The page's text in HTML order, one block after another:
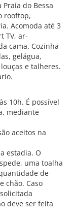
do Bessa
rooftop,
Acomoda até 3
TV, ar-
cama. Cozinha
gelágua,
e talheres.
10h. É possível
mediante
aceitos na
estadia. O
uma toalha
de
chão. Caso
deve ser feita